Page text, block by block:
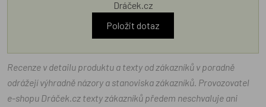
Dráček.cz
Položit dotaz
Recenze v detailu produktu a texty od zákazníků v poradně
odrážejí výhradně názory a stanoviska zákazníků. Provozovatel
e-shopu Dráček.cz texty zákazníků předem neschvaluje ani